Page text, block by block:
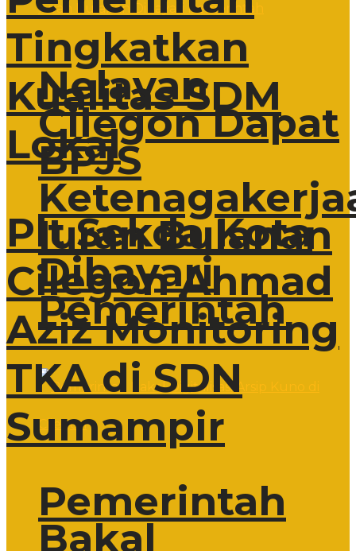
Nelayan
Cilegon Dapat
BPJS
Iuran Bulanan
Dibayari
Pemerintah
Pemerintah
Bakal
Tingkatkan
Kualitas SDM
Lokal
Plt Sekda Kota
Cilegon Ahmad
Aziz Monitoring
TKA di SDN
Sumampir